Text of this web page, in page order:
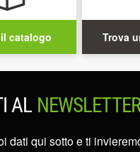
catalogo Trova
AL
dati qui sotto e ti